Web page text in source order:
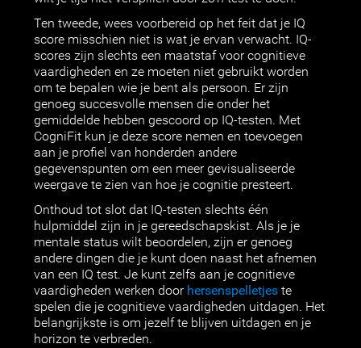
Ten tweede, wees voorbereid op het feit dat je IQ
score misschien niet is wat je ervan verwacht. IQ-
scores zijn slechts een maatstaf voor cognitieve
vaardigheden en ze moeten niet gebruikt worden
om te bepalen wie je bent als persoon. Er zijn
genoeg succesvolle mensen die onder het
gemiddelde hebben gescoord op IQ-testen. Met
CogniFit kun je deze score nemen en toevoegen
aan je profiel van honderden andere
gegevenspunten om een meer gevisualiseerde
weergave te zien van hoe je cognitie presteert.
Onthoud tot slot dat IQ-testen slechts één
hulpmiddel zijn in je gereedschapskist. Als je je
mentale status wilt beoordelen, zijn er genoeg
andere dingen die je kunt doen naast het afnemen
van een IQ test. Je kunt zelfs aan je cognitieve
vaardigheden werken door hersenspelletjes te
spelen die je cognitieve vaardigheden uitdagen. Het
belangrijkste is om jezelf te blijven uitdagen en je
horizon te verbreden.